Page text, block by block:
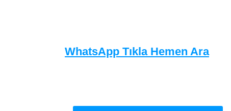
WhatsApp Tıkla Hemen Ara